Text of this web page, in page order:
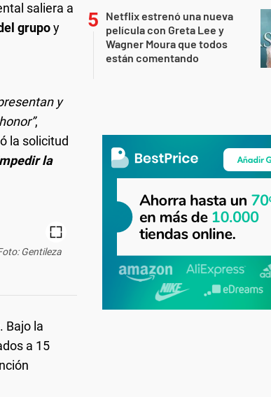
saliera a
grupoy
y
,
la solicitud
la
Gentileza
Bajo la
a 15
Netflix estrenó una nueva
película con Greta Lee y
Wagner Moura que todos
están comentando